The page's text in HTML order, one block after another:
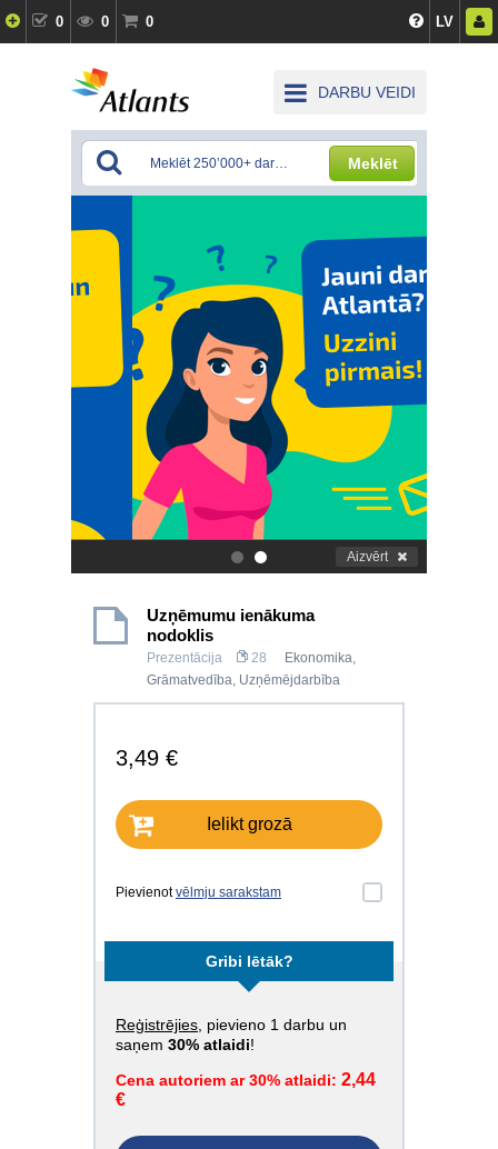
0 0 0 LV
DARBU VEIDI
Meklēt
. Aizvērt
Uzņēmumu ienākuma
nodoklis
Prezentācija 28 Ekonomika,
Grāmatvedība, Uzņēmējdarbība
3,49 €
Ielikt grozā
Pievienotvēlmju sarakstam
Gribi lētāk?
Reģistrējies , pievieno 1 darbu un
saņem 30% atlaidi!
Cena autoriem ar 30% atlaidi: 2,44
€